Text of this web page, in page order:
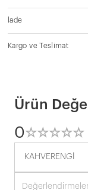
İade
Kargo ve Teslimat
Ürün
0☆☆☆☆☆
★★★★★